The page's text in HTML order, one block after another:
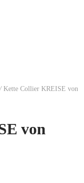
/Kette Collier KREISE von
von